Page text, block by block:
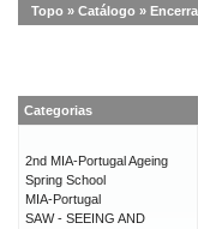
Topo » Catálogo »
Categorias
2nd MIA-Portugal Ageing
Spring School
MIA-Portugal
SAW - SEEING AND